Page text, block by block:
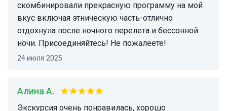
скомбинировали прекрасную программу на мой
вкус включая этническую часть-отлично
отдохнула после ночного перелета и бессонной
ночи. Присоединяйтесь! Не пожалеете!
24 июля 2025
Алина А.
Экскурсия очень понравилась, хорошо